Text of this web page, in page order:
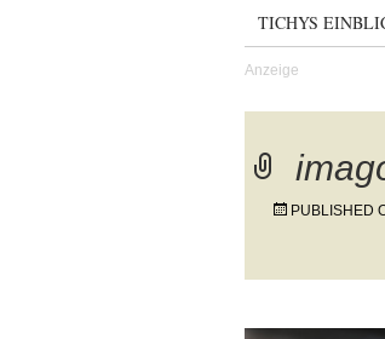
TICHYS
PUBLISHED